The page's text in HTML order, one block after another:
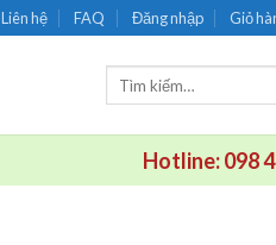
Liên hệ FAQ Đăng nhập Giỏ
Hotline: 098